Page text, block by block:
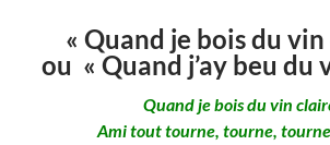
« Quand je bois du
ou « Quand j’ay beu du
Quand je bois du vin
Ami tout tourne, tourne,